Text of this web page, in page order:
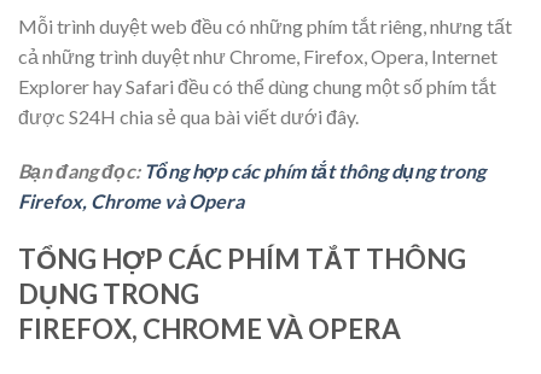
Mỗi trình duyệt web đều có những phím tắt riêng, nhưng tất
cả những trình duyệt như Chrome, Firefox, Opera, Internet
Explorer hay Safari đều có thể dùng chung một số phím tắt
được S24H chia sẻ qua bài viết dưới đây.
Bạn đang đọc: Tổng hợp các phím tắt thông dụng trong
Firefox, Chrome và Opera
TỔNG HỢP CÁC PHÍM TẮT THÔNG
DỤNG TRONG
FIREFOX, CHROME VÀ OPERA